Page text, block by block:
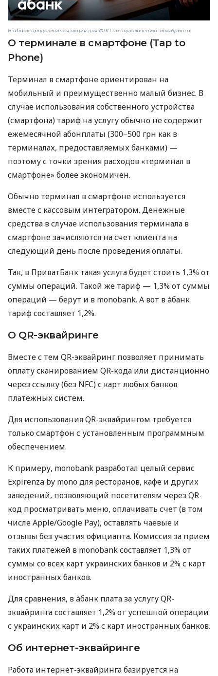
В àбанк продолжается акция для ФЛП по подключению эквайринга
О терминале в смартфоне (Tap to
Phone)
Терминал в смартфоне ориентирован на
мобильный и преимущественно малый бизнес. В
случае использования собственного устройства
(смартфона) тариф на услугу обычно не содержит
ежемесячной абонплаты (300−500 грн как в
терминалах, предоставляемых банками) —
поэтому с точки зрения расходов «терминал в
смартфоне» более экономичен.
Обычно терминал в смартфоне используется
вместе с кассовым интегратором. Денежные
средства в случае использования терминала в
смартфоне зачисляются на счет клиента на
следующий день после проведения оплаты.
Так, в ПриватБанк такая услуга будет стоить 1,3% от
суммы операций. Такой же тариф — 1,3% от суммы
операций — берут и в monobank. А вот в àбанк
тариф составляет 1,2%.
О QR-эквайринге
Вместе с тем QR-эквайринг позволяет принимать
оплату сканированием QR-кода или дистанционно
через ссылку (без NFC) с карт любых банков
платежных систем.
Для использования QR-эквайрингом требуется
только смартфон с установленным программным
обеспечением.
К примеру, monobank разработал целый сервис
Expirenza by mono для ресторанов, кафе и других
заведений, позволяющий посетителям через QR-
код просматривать меню, оплачивать счет (в том
числе Apple/Google Pay), оставлять чаевые и
отзывы без участия официанта. Комиссия за прием
таких платежей в monobank составляет 1,3% от
суммы со всех карт украинских банков и 2% с карт
иностранных банков.
Для сравнения, в àбанк плата за услугу QR-
эквайринга составляет 1,2% от успешной операции
с украинских карт и 2% с карт иностранных банков.
Об интернет-эквайринге
Работа интернет-эквайринга базируется на